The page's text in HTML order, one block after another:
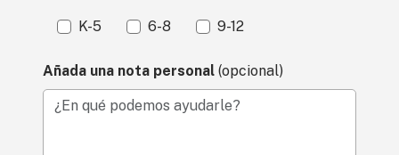
K-5 6-8 9-12
Añada una nota personal (opcional)
¿En qué podemos ayudarle?